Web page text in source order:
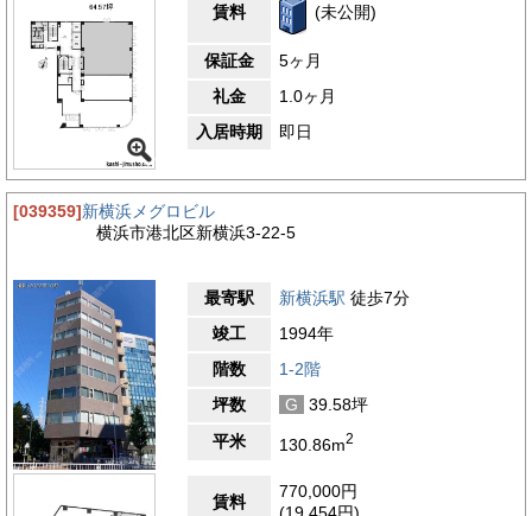
賃料 (未公開)
保証金
5ヶ月
礼金
1.0ヶ月
入居時期
即日
[039359]新横浜メグロビル
横浜市港北区新横浜3-22-5
最寄駅 新横浜駅 徒歩7分
竣工
1994年
階数
1-2階
坪数
G
39.58坪
平米
130.86m2
賃料
770,000円